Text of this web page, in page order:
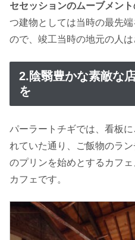
セセッションのムーブメン
つ建物としては当時の最先
ので、竣工当時の地元の人は
2.陰翳豊かな素敵な
を
パーラートチギでは、看板に
れていた通り、ご飯物のラ
のプリンを始めとするカフ
カフェです。